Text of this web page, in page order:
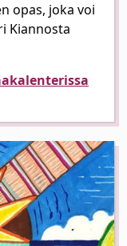
opas, joka voi
Kiannosta